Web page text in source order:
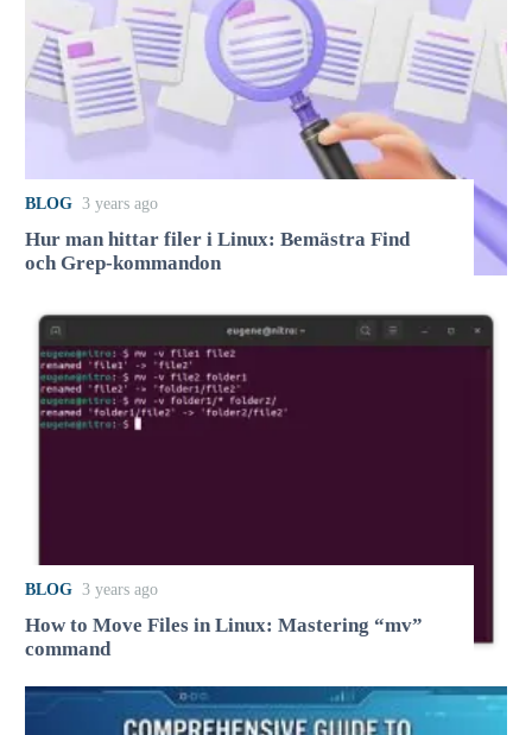
BLOG 3 years ago
Hur man hittar filer i Linux: Bemästra Find
och Grep-kommandon
BLOG 3 years ago
How to Move Files in Linux: Mastering “mv”
command